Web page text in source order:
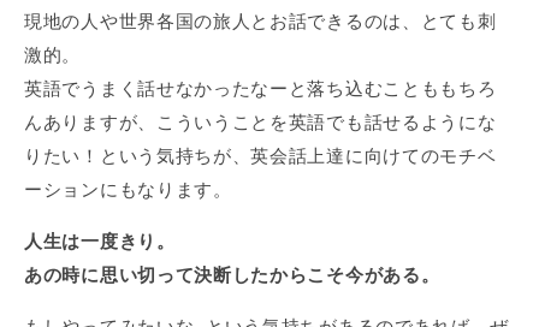
現地の人や世界各国の旅人とお話できるのは、とても刺
激的。
英語でうまく話せなかったなーと落ち込むことももちろ
んありますが、こういうことを英語でも話せるようにな
りたい！という気持ちが、英会話上達に向けてのモチベ
ーションにもなります。
人生は一度きり。
あの時に思い切って決断したからこそ今がある。